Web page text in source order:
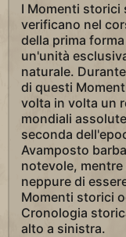
I Momenti storici
verificano nel
della prima
un'unità
naturale.
di questi
volta in volta un
mondiali
seconda
Avamposto
notevole,
neppure di
Momenti storici
Cronologia
alto a sinistra.